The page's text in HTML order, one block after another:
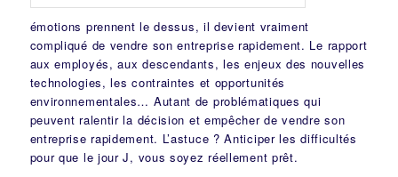
émotions prennent le dessus, il devient vraiment
compliqué de vendre son entreprise rapidement. Le rapport
aux employés, aux descendants, les enjeux des nouvelles
technologies, les contraintes et opportunités
environnementales… Autant de problématiques qui
peuvent ralentir la décision et empêcher de vendre son
entreprise rapidement. L’astuce ? Anticiper les difficultés
pour que le jour J, vous soyez réellement prêt.